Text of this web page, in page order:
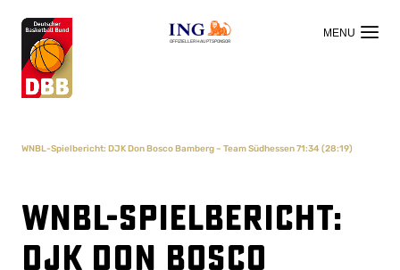
OFFIZIELLER HAUPTSPONSOR
WNBL-Spielbericht: DJK Don Bosco Bamberg – Team Südhessen 71:34 (28:19)
WNBL-Spielbericht:
DJK Don Bosco